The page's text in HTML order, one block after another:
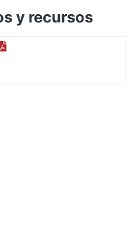
y recursos